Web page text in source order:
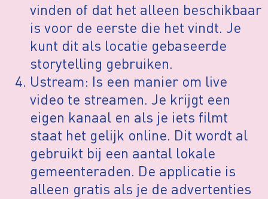
vinden of dat het alleen beschikbaar
is voor de eerste die het vindt. Je
kunt dit als locatie gebaseerde
storytelling gebruiken.
Ustream: Is een manier om live
video te streamen. Je krijgt een
eigen kanaal en als je iets filmt
staat het gelijk online. Dit wordt al
gebruikt bij een aantal lokale
gemeenteraden. De applicatie is
alleen gratis als je de advertenties